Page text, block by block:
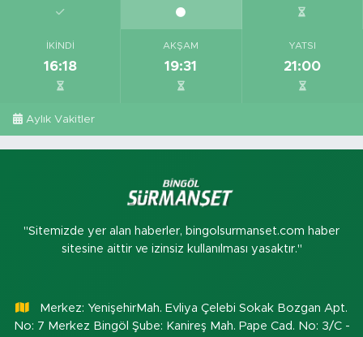
İKINDI
16:18
AKŞAM
19:31
YATSI
21:00
Aylık Vakitler
"Sitemizde yer alan haberler, bingolsurmanset.com haber
sitesine aittir ve izinsiz kullanılması yasaktır."
Merkez: YenişehirMah. Evliya Çelebi Sokak Bozgan Apt.
No: 7 Merkez Bingöl Şube: Kanireş Mah. Pape Cad. No: 3/C -